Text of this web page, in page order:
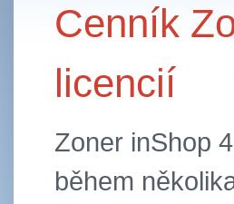
Cenník
licencií
Zoner inShop
během